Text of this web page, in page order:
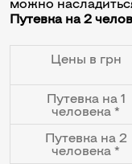
можно
Путевка на 2
Цены в грн
Путевка на 1
человека *
Путевка на 2
человека *